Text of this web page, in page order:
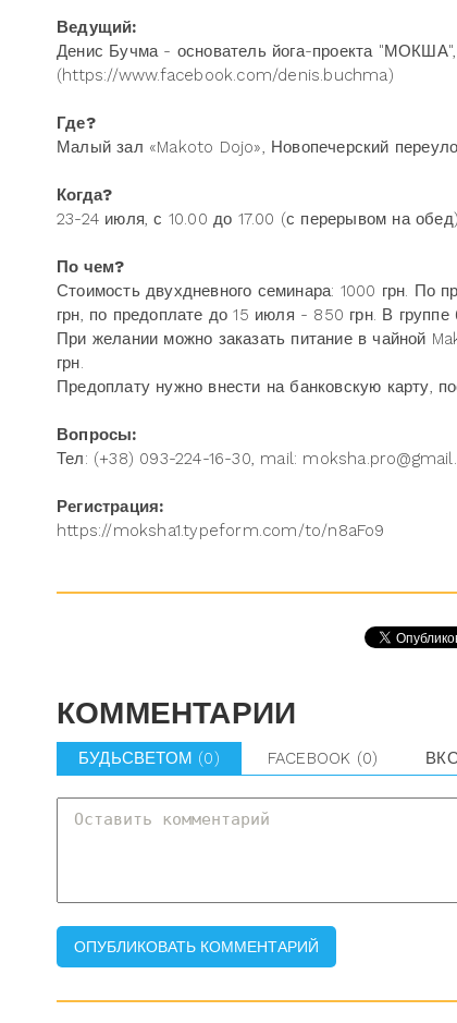
Ведущий:
Денис Бучма - основатель йога-проекта "МОКША",
(https://www.facebook.com/denis.buchma)
Где?
Малый зал «Makoto Dojo», Новопечерский
Когда?
23-24 июля, с 10.00 до 17.00 (с перерывом на обед)
По чем?
Стоимость двухдневного семинара: 1000 грн.
грн, по предоплате до 15 июля - 850 грн. В
При желании можно заказать питание в чайной
грн.
Предоплату нужно внести на банковскую карту,
Вопросы:
Тел: (+38) 093-224-16-30, mail:
Регистрация:
https://moksha1.typeform.com/to/n8aFo9
КОММЕНТАРИИ
БУДЬСВЕТОМ (0) FACEBOOK (0)